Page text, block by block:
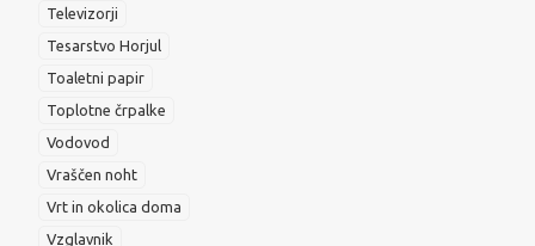
Televizorji
Tesarstvo Horjul
Toaletni papir
Toplotne črpalke
Vodovod
Vraščen noht
Vrt in okolica doma
Vzglavnik